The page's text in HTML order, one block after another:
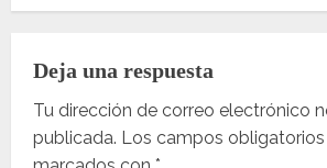
c
i
Deja una respuesta
Tu dirección de correo electrónico
publicada. Los campos obligatorios